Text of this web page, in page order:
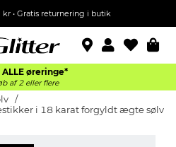
• Gratis returnering i butik
ALLE øreringe*
af 2 eller flere
i 18 karat forgyldt ægte sølv